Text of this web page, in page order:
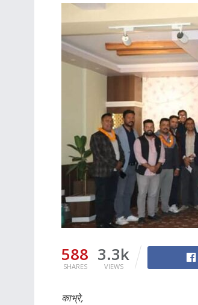
588
SHARES
3.3k
VIEWS
काभ्रे,